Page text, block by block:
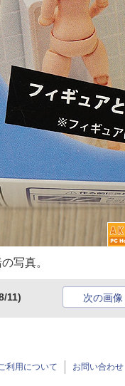
写真。
11) 次の画像
利用について お問い合わせ